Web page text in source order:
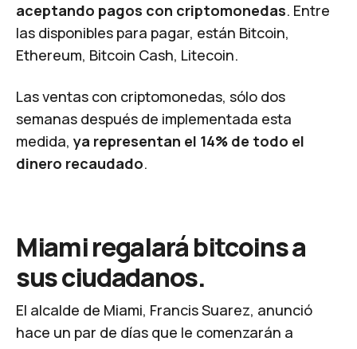
aceptando pagos con criptomonedas. Entre
las disponibles para pagar, están Bitcoin,
Ethereum, Bitcoin Cash, Litecoin.
Las ventas con criptomonedas, sólo dos
semanas después de implementada esta
medida, ya representan el 14% de todo el
dinero recaudado.
Miami regalará bitcoins a
sus ciudadanos.
El alcalde de Miami, Francis Suarez, anunció
hace un par de días que le comenzarán a